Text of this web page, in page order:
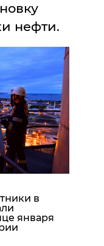
проекту
Диалога
нефти.
в
января